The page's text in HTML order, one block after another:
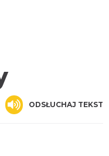
ODSŁUCHAJ TEKST